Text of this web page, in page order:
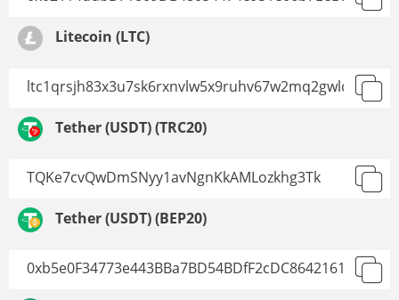
Litecoin (LTC)
Tether (USDT) (TRC20)
Tether (USDT) (BEP20)